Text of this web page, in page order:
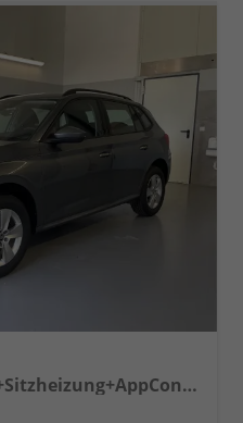
1.0 TSI DSG AHK+Alu16+Sitzheizung+AppConnect+GV5+LED+Nebel+Klima